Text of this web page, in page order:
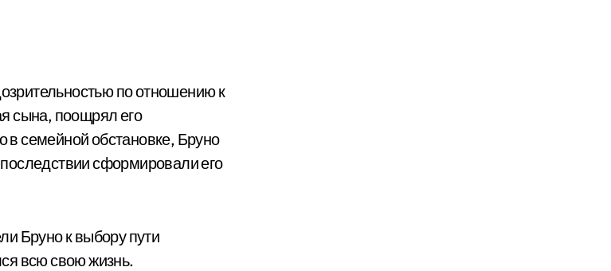
по отношению к
сына, поощрял его
семейной обстановке, Бруно
сформировали его
Бруно к выбору пути
всю свою жизнь.